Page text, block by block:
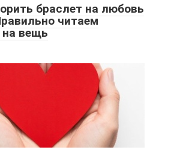
браслет на любовь
читаем
на вещь